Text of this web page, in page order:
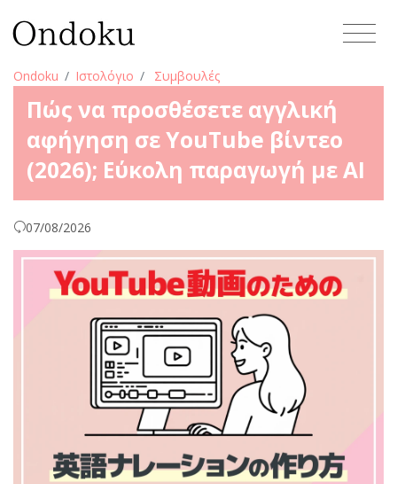
Ondoku Ιστολόγιο Συμβουλές
Πώς να προσθέσετε αγγλική
αφήγηση σε YouTube βίντεο
(2026); Εύκολη παραγωγή με AI
07/08/2026